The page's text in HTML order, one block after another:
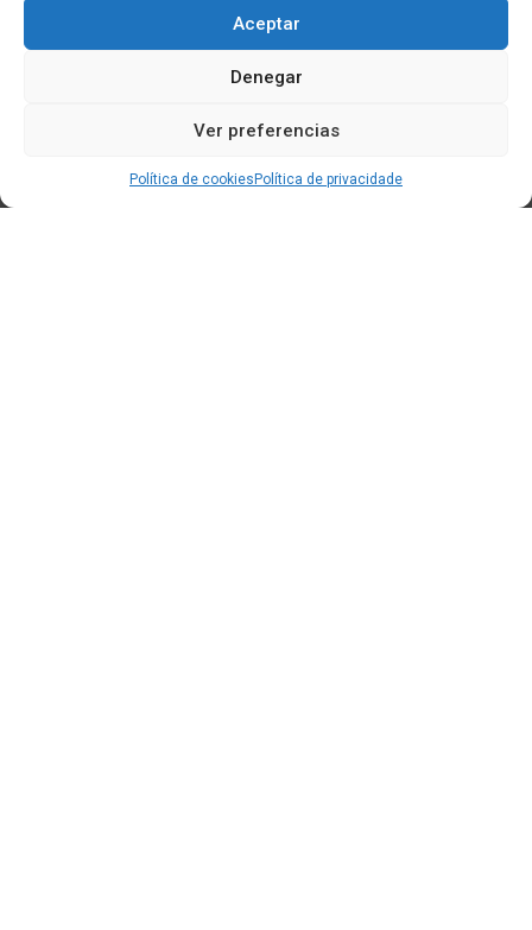
Aceptar
Denegar
Ver preferencias
Política de cookies Política de privacidade